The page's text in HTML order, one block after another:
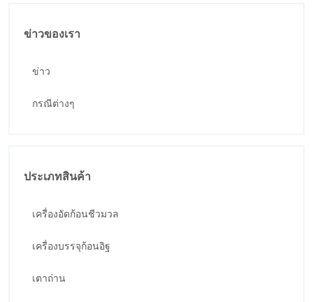
ข่าวของเรา
ข่าว
กรณีต่างๆ
ประเภทสินค้า
เครื่องอัดก้อนชีวมวล
เครื่องบรรจุก้อนอิฐ
เตาถ่าน